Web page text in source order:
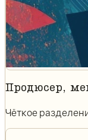
Продюсер,
Чёткое